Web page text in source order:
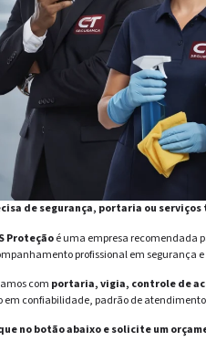
de segurança, portaria ou
Proteçãoé uma empresa recomendada
profissional em segurança
com portaria, vigia, controle de
em confiabilidade, padrão de
no botão abaixo e solicite um